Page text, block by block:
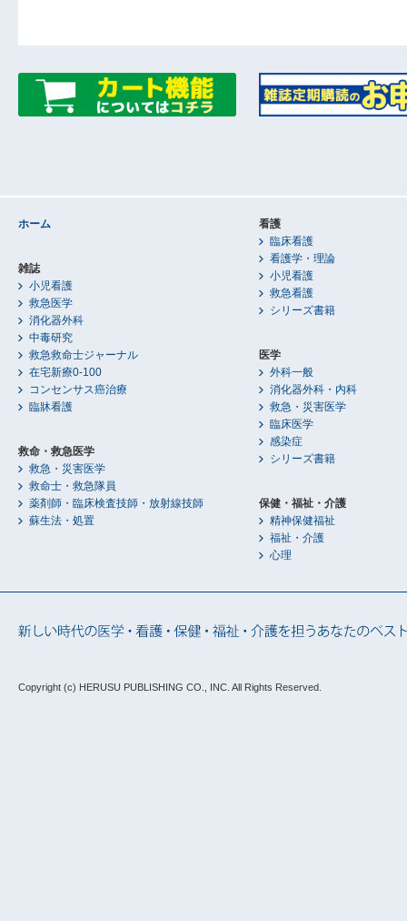
ホーム
雑誌
小児看護
救急医学
消化器外科
中毒研究
救急救命士ジャーナル
在宅新療0-100
コンセンサス癌治療
臨牀看護
救命・救急医学
救急・災害医学
救命士・救急隊員
薬剤師・臨床検査技師・放射線技師
蘇生法・処置
看護
臨床看護
看護学・理論
小児看護
救急看護
シリーズ書籍
医学
外科一般
消化器外科・内科
救急・災害医学
臨床医学
感染症
シリーズ書籍
保健・福祉・介護
精神保健福祉
福祉・介護
心理
Copyright (c) HERUSU PUBLISHING CO., INC. All Rights Reserved.